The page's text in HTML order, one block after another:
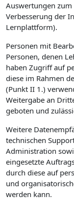
Auswertungen
Verbesserung der
Lernplattform).
Personen mit
Personen, denen
haben Zugriff auf
diese im Rahmen
(Punkt II 1.)
Weitergabe an
geboten und
Weitere
technischen
Administration
eingesetzte
durch diese auf
und
werden kann.